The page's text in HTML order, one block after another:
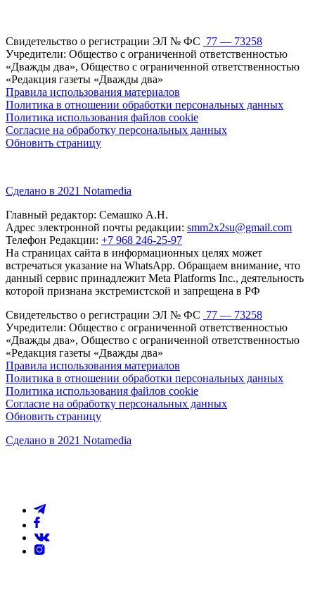
Свидетельство о регистрации ЭЛ № ФС 77 — 73258
Учредители: Общество с ограниченной ответственностью
«Дважды два», Общество с ограниченной ответственностью
«Редакция газеты «Дважды два»
Правила использования материалов
Политика в отношении обработки персональных данных
Политика использования файлов cookie
Согласие на обработку персональных данных
Обновить страницу
Сделано в 2021 Notamedia
Главный редактор: Семашко А.Н.
Адрес электронной почты редакции: smm2x2su@gmail.com
Телефон Редакции: +7 968 246-25-97
На страницах сайта в информационных целях может
встречаться указание на WhatsApp. Обращаем внимание, что
данный сервис принадлежит Meta Platforms Inc., деятельность
которой признана экстремистской и запрещена в РФ
Свидетельство о регистрации ЭЛ № ФС 77 — 73258
Учредители: Общество с ограниченной ответственностью
«Дважды два», Общество с ограниченной ответственностью
«Редакция газеты «Дважды два»
Правила использования материалов
Политика в отношении обработки персональных данных
Политика использования файлов cookie
Согласие на обработку персональных данных
Обновить страницу
Сделано в 2021 Notamedia